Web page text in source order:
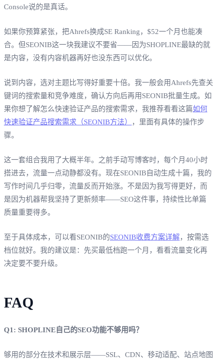
Console说的是真话。
如果你预算紧张，把Ahrefs换成SE Ranking，$52一个月也能凑
合。但SEONIB这一块我建议不要省——因为SHOPLINE最缺的就
是内容，没有内容机器再好也没东西可以优化。
说到内容，选对主题比写得好重要十倍。我一般会用Ahrefs先查关
键词的搜索量和竞争难度，确认方向后再用SEONIB批量生成。如
果你想了解怎么快速验证产品的搜索需求，我推荐看看这篇如何
快速验证产品搜索需求（SEONIB方法）
，里面有具体的操作步
骤。
这一套组合我用了大概半年。之前手动写博客时，每个月40小时
搭进去，流量一点动静都没有。现在SEONIB自动生成十篇，我的
写作时间几乎归零，流量反而开始涨。不是因为我写得更好，而
是因为机器帮我坚持了更新频率——SEO这件事，持续性比单篇
质量重要得多。
至于具体成本，可以看SEONIB的SEONIB收费方案详解，按需选
档位就好。我的建议是：先买最低档跑一个月，看看流量变化再
决定要不要升级。
FAQ
Q1: SHOPLINE自己的SEO功能不够用吗？
够用的部分在技术和展示层——SSL、CDN、移动适配、站点地图